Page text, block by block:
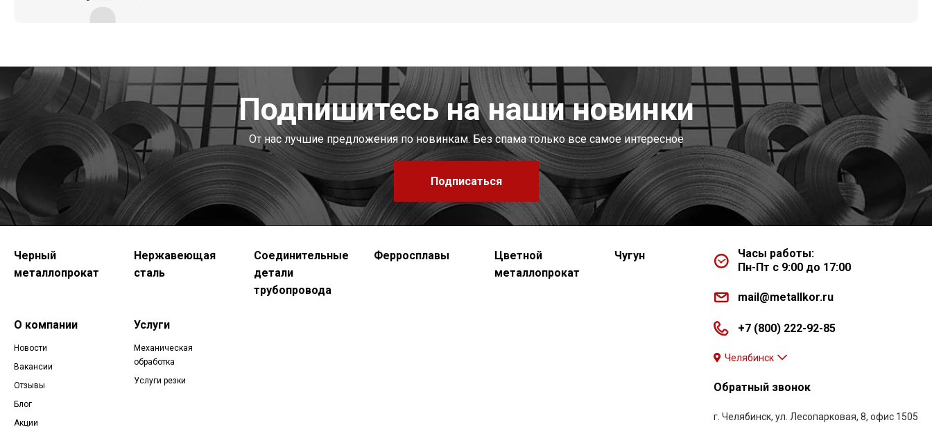
Подпишитесь на наши новинки
От нас лучшие предложения по новинкам. Без спама только все самое интересное
Подписаться
Черный
металлопрокат
Нержавеющая
сталь
Соединительные
детали
трубопровода
Ферросплавы
Цветной
металлопрокат
Чугун
О компании
Новости
Вакансии
Отзывы
Блог
Акции
Услуги
Механическая
обработка
Услуги резки
Часы работы:
Пн-Пт с 9:00 до 17:00
mail@metallkor.ru
+7 (800) 222-92-85
Челябинск
Обратный звонок
г. Челябинск, ул. Лесопарковая, 8, офис 1505